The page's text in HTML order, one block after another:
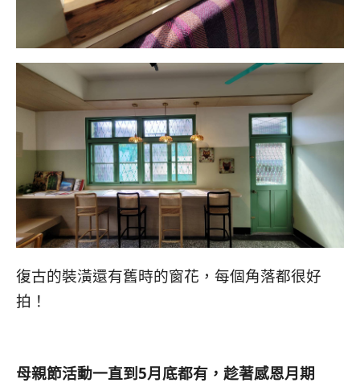
復古的裝潢還有舊時的窗花，每個角落都很好
拍！
母親節活動一直到5月底都有，趁著感恩月期